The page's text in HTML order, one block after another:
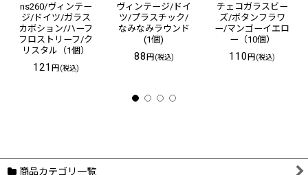
ns260/ヴィンテー
ジ/ドイツ/ガラス
カボション/ハーフ
フロストリーフ/ク
リスタル（1個）
121 円(税込)
ヴィンテージ/ドイ
ツ/プラスチック/
なみなみラウンド
(1個)
88円(税込)
チェコガラスビー
ズ/ボタンフラワ
ー/マンゴーイエロ
ー（10個）
110円(税込)
商品カテゴリ一覧